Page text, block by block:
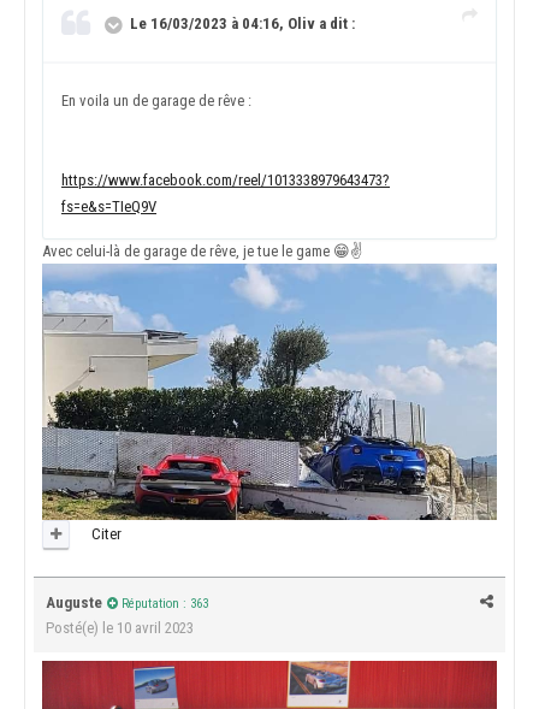
Le 16/03/2023 à 04:16, Oliv a dit :
En voila un de garage de rêve :
https://www.facebook.com/reel/1013338979643473?
fs=e&s=TIeQ9V
Avec celui-là de garage de rêve, je tue le game 😁✌️
Citer
Auguste Réputation : 363
Posté(e) le 10 avril 2023